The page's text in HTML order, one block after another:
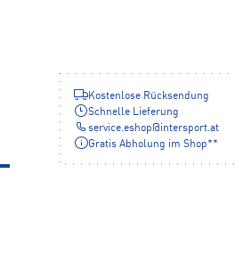
Kostenlose Rücksendung
Schnelle Lieferung
service.eshop@intersport.at
Gratis Abholung im Shop**